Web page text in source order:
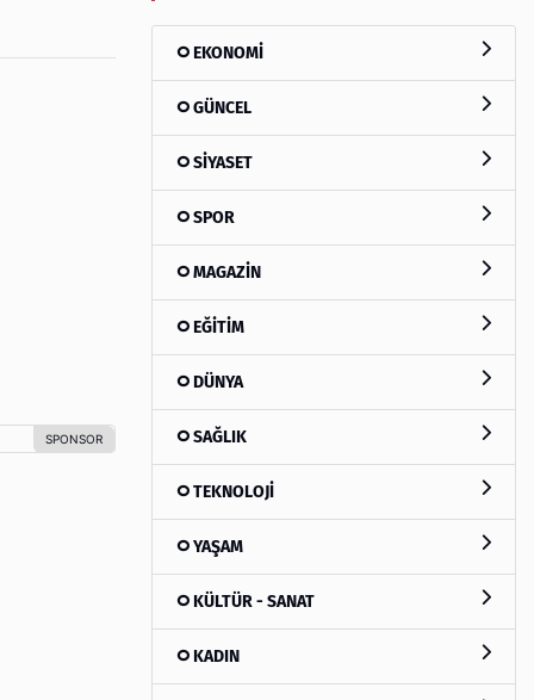
EKONOMİ
GÜNCEL
SİYASET
SPOR
MAGAZİN
EĞİTİM
DÜNYA
SAĞLIK
TEKNOLOJİ
YAŞAM
KÜLTÜR - SANAT
KADIN